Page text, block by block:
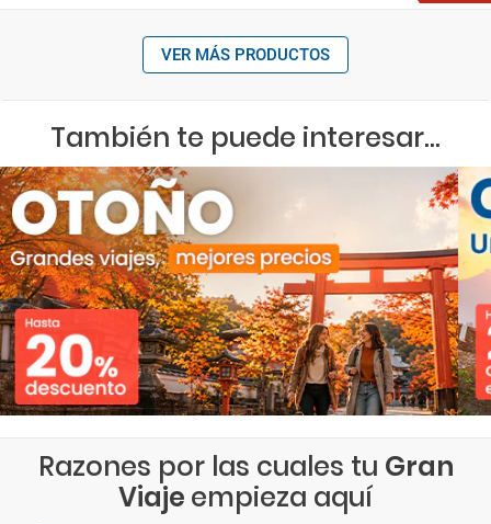
VER MÁS PRODUCTOS
También te puede interesar...
Razones por las cuales tu Gran
Viaje empieza aquí